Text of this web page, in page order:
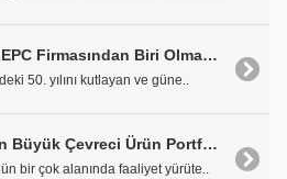
En Büyük 5 EPC Firmasından Biri Olmayı Planlıyoruz
50. yılını kutlayan ve güne..
Dünyanın En Büyük Çevreci Ürün Portföyüne Sahibiz
bir çok alanında faaliyet yürüte..